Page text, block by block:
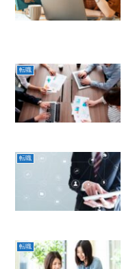
転職
転職
転職